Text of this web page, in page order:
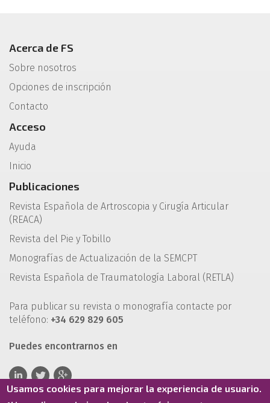
Acerca de FS
Sobre nosotros
Opciones de inscripción
Contacto
Acceso
Ayuda
Inicio
Publicaciones
Revista Española de Artroscopia y Cirugía Articular
(REACA)
Revista del Pie y Tobillo
Monografías de Actualización de la SEMCPT
Revista Española de Traumatología Laboral (RETLA)
Para publicar su revista o monografía contacte por
teléfono: +34 629 829 605
Puedes encontrarnos en
Usamos cookies para mejorar la experiencia de usuario.